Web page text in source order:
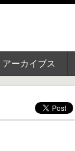
アーカイブス